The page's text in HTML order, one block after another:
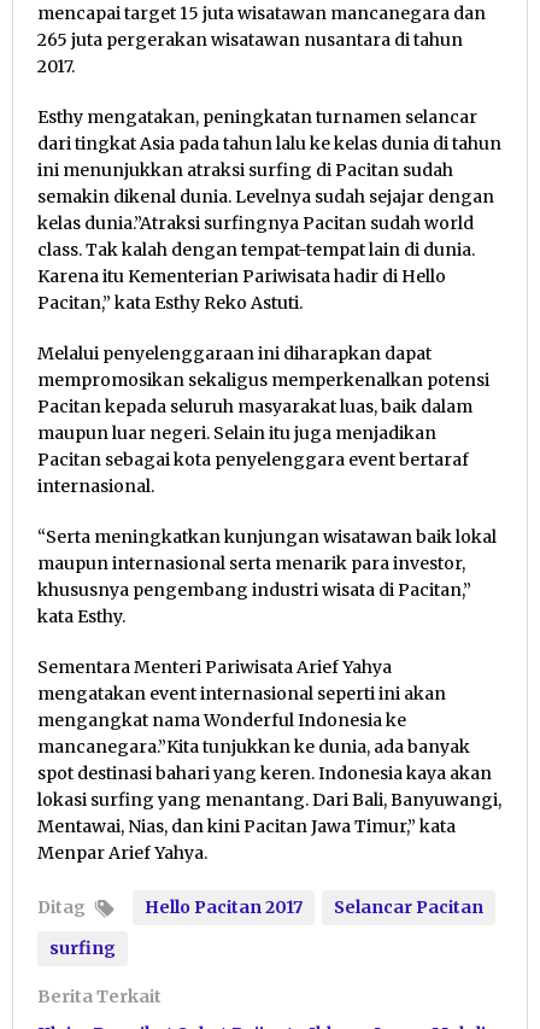
mencapai target 15 juta wisatawan mancanegara dan
265 juta pergerakan wisatawan nusantara di tahun
2017.
Esthy mengatakan, peningkatan turnamen selancar
dari tingkat Asia pada tahun lalu ke kelas dunia di tahun
ini menunjukkan atraksi surfing di Pacitan sudah
semakin dikenal dunia. Levelnya sudah sejajar dengan
kelas dunia.”Atraksi surfingnya Pacitan sudah world
class. Tak kalah dengan tempat-tempat lain di dunia.
Karena itu Kementerian Pariwisata hadir di Hello
Pacitan,” kata Esthy Reko Astuti.
Melalui penyelenggaraan ini diharapkan dapat
mempromosikan sekaligus memperkenalkan potensi
Pacitan kepada seluruh masyarakat luas, baik dalam
maupun luar negeri. Selain itu juga menjadikan
Pacitan sebagai kota penyelenggara event bertaraf
internasional.
“Serta meningkatkan kunjungan wisatawan baik lokal
maupun internasional serta menarik para investor,
khususnya pengembang industri wisata di Pacitan,”
kata Esthy.
Sementara Menteri Pariwisata Arief Yahya
mengatakan event internasional seperti ini akan
mengangkat nama Wonderful Indonesia ke
mancanegara.”Kita tunjukkan ke dunia, ada banyak
spot destinasi bahari yang keren. Indonesia kaya akan
lokasi surfing yang menantang. Dari Bali, Banyuwangi,
Mentawai, Nias, dan kini Pacitan Jawa Timur,” kata
Menpar Arief Yahya.
Ditag Hello Pacitan 2017
Selancar Pacitan
surfing
Berita Terkait